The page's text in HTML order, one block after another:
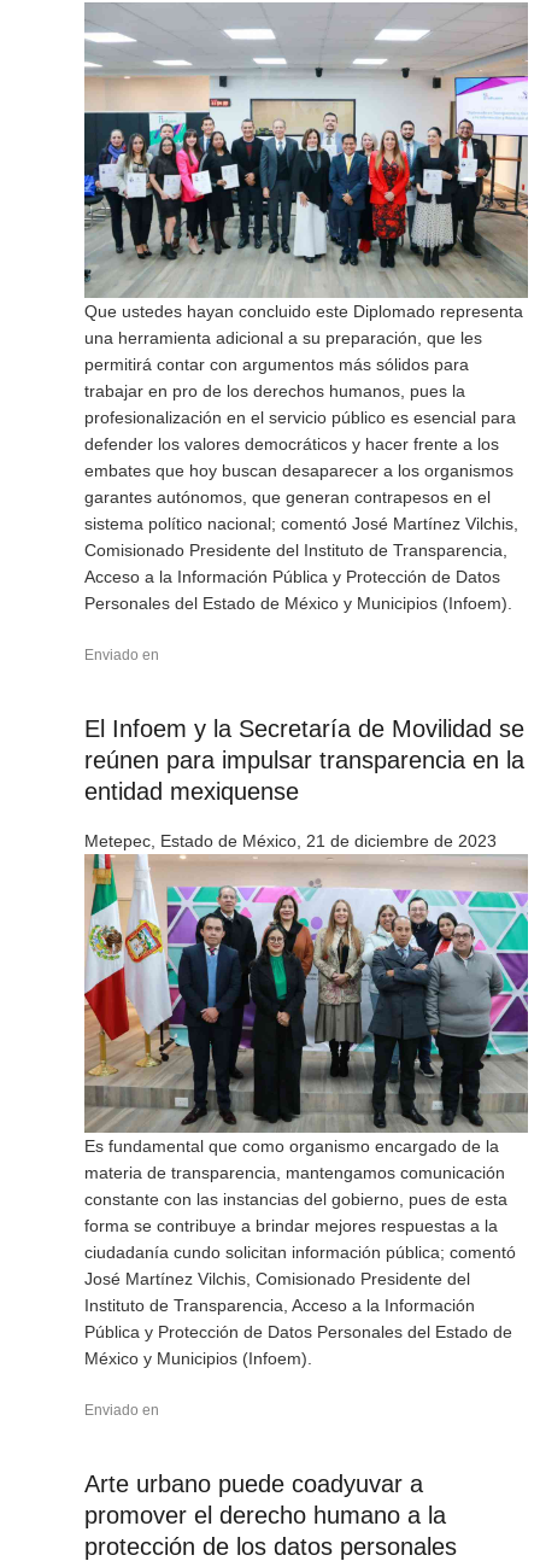
Que ustedes hayan concluido este Diplomado representa
una herramienta adicional a su preparación, que les
permitirá contar con argumentos más sólidos para
trabajar en pro de los derechos humanos, pues la
profesionalización en el servicio público es esencial para
defender los valores democráticos y hacer frente a los
embates que hoy buscan desaparecer a los organismos
garantes autónomos, que generan contrapesos en el
sistema político nacional; comentó José Martínez Vilchis,
Comisionado Presidente del Instituto de Transparencia,
Acceso a la Información Pública y Protección de Datos
Personales del Estado de México y Municipios (Infoem).
Enviado en
El Infoem y la Secretaría de Movilidad se
reúnen para impulsar transparencia en la
entidad mexiquense
Metepec, Estado de México, 21 de diciembre de 2023
Es fundamental que como organismo encargado de la
materia de transparencia, mantengamos comunicación
constante con las instancias del gobierno, pues de esta
forma se contribuye a brindar mejores respuestas a la
ciudadanía cundo solicitan información pública; comentó
José Martínez Vilchis, Comisionado Presidente del
Instituto de Transparencia, Acceso a la Información
Pública y Protección de Datos Personales del Estado de
México y Municipios (Infoem).
Enviado en
Arte urbano puede coadyuvar a
promover el derecho humano a la
protección de los datos personales